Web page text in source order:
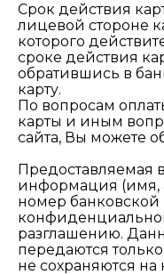
Срок действия
лицевой стороне
которого
сроке действия
обратившись в
карту.
По вопросам
карты и иным
сайта, Вы можете
Предоставляемая
информация (имя,
номер банковской
разглашению.
передаются
не сохраняются